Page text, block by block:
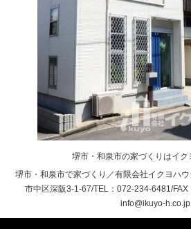
ペースとなっています。床建
具他、統一されていることで
落ち着いた空間でMさまの理
想のお客様にゆったりとした
空間を過ごして頂けます。
堺市・和泉市の家づくりはイク
堺市・和泉市で家づくり／有限会社イクヨハ
市中区深阪3-1-67/TEL：072-234-6481/FAX
info@ikuyo-h.co.jp